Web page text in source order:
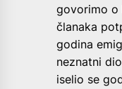
govorimo o
članaka
godina
neznatni
iselio se